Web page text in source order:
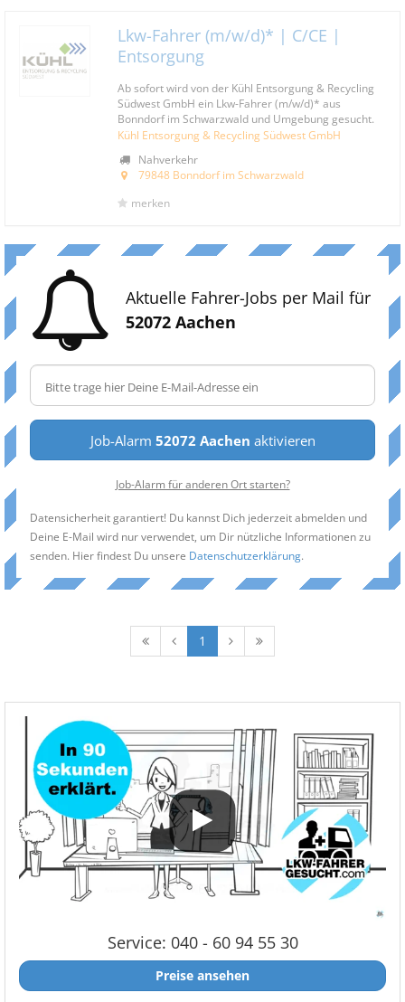
Lkw-Fahrer (m/w/d)* | C/CE |
Entsorgung
Ab sofort wird von der Kühl Entsorgung & Recycling
Südwest GmbH ein Lkw-Fahrer (m/w/d)* aus
Bonndorf im Schwarzwald und Umgebung gesucht.
Kühl Entsorgung & Recycling Südwest GmbH
Nahverkehr
79848 Bonndorf im Schwarzwald
merken
Aktuelle Fahrer-Jobs per Mail für
52072 Aachen
Job-Alarm 52072 Aachen aktivieren
Job-Alarm für anderen Ort starten?
Datensicherheit garantiert! Du kannst Dich jederzeit abmelden und
Deine E-Mail wird nur verwendet, um Dir nützliche Informationen zu
senden. Hier findest Du unsere Datenschutzerklärung.
1
Service: 040 - 60 94 55 30
Preise ansehen